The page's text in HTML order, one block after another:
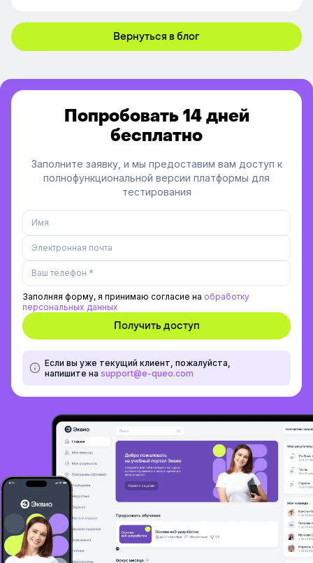
Вернуться в блог
Попробовать 14 дней
бесплатно
Заполните заявку, и мы предоставим вам доступ к
полнофункциональной версии платформы для
тестирования
Заполняя форму, я принимаю согласие на обработку
персональных данных
Если вы уже текущий клиент, пожалуйста,
напишите на support@e-queo.com